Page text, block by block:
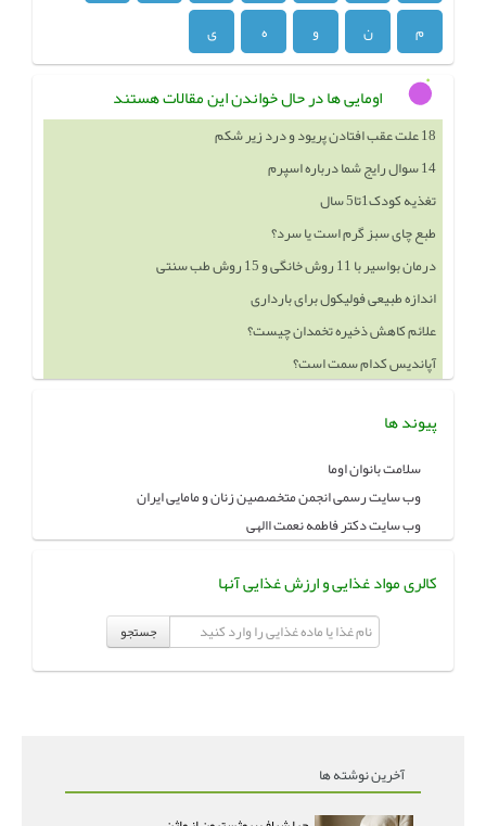
م
ن و ه ی
اومایی ها در حال خواندن این مقالات هستند
14 سوال رایج شما درباره اسپرم
تغذیه کودک1تا5 سال
طبع چای سبز گرم است یا سرد؟
درمان بواسیر با 11 روش خانگی و 15 روش طب سنتی
اندازه طبیعی فولیکول برای بارداری
علائم کاهش ذخیره تخمدان چیست؟
آپاندیس کدام سمت است؟
خوردن چه چيزهايي باعث بزرگ شدن سينه ميشود
پیوند ها
سلامت بانوان اوما
وب سایت رسمی انجمن متخصصین زنان و مامایی ایران
وب سایت دکتر فاطمه نعمت االهی
کالری مواد غذایی و ارزش غذایی آنها
جستجو
آخرین نوشته ها